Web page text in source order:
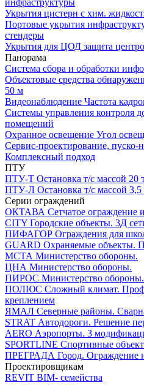
инфраструктуры
Укрытия цистерн с хим.
Портовые укрытия
стендеры
Укрытия для ЦОД защита
Панорама
Система сбора и обработки
Объектовые средства
50 м
Видеонаблюдение Частота
Системы управления контроля
помещений
Охранное освещение Угол
Сервис-проектирование, пуско-
Комплексный подход
ПТУ
ПТУ-Т Остановка т/c массой 20
ПТУ-Л Остановка т/c массой
Серии ограждений
ОКТАВА Сетчатое ограждение
CITY Городские объекты. 3Д
ПИФАГОР Ограждения для
GUARD Охраняемые объекты.
МСТА Министерство обороны.
ЦНА Министерство обороны.
ПИРОС Министерство обороны.
ПОЛЮС Сложный климат.
креплением
ЯМАЛ Северные районы.
STRAT Автодороги. Решение
AERO Аэропорты. 3
SPORTLINE Спортивные
ПРЕГРАДА Город. Ограждение
Проектировщикам
REVIT BIM- семейства